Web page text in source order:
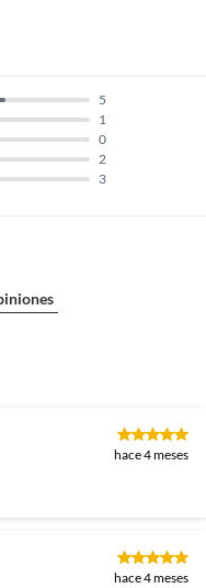
3
2
0
1
5
hace 4 meses
hace 4 meses